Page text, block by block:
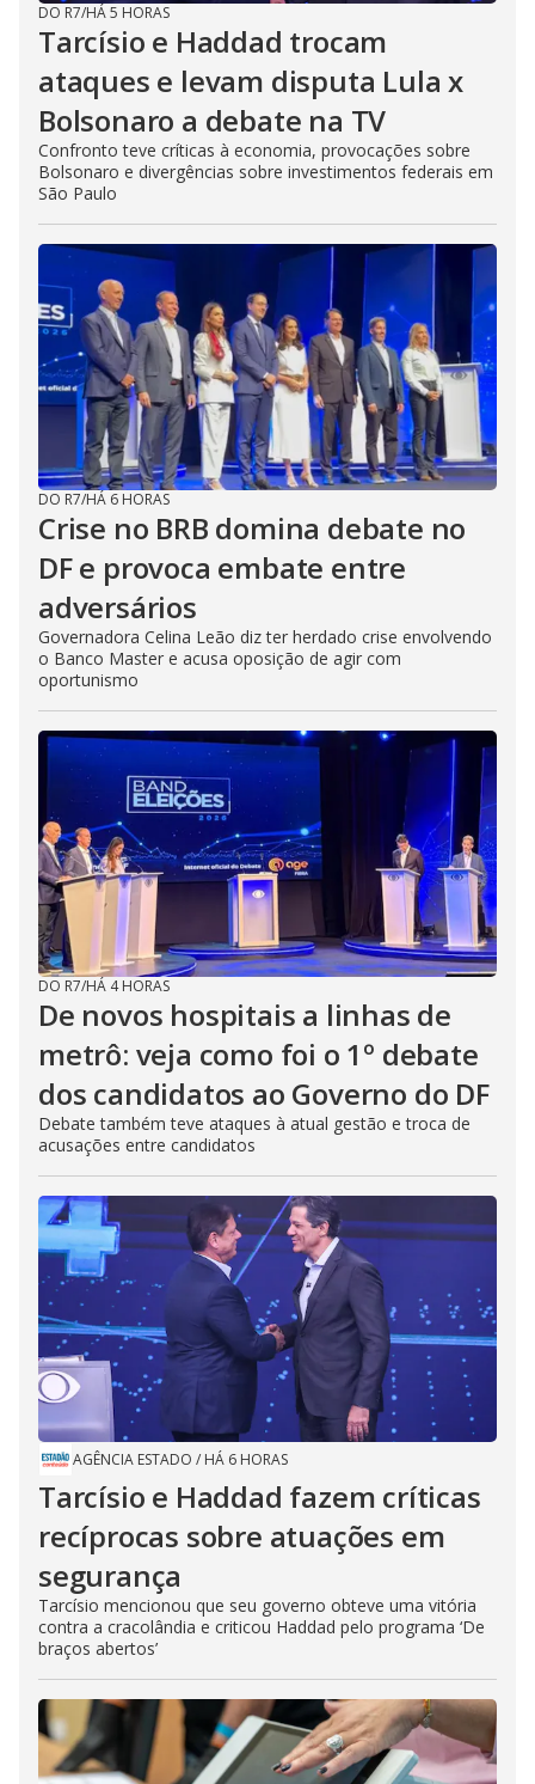
DO R7/HÁ 5 HORAS
Tarcísio e Haddad trocam
ataques e levam disputa Lula x
Bolsonaro a debate na TV
Confronto teve críticas à economia, provocações sobre
Bolsonaro e divergências sobre investimentos federais em
São Paulo
DO R7/HÁ 6 HORAS
Crise no BRB domina debate no
DF e provoca embate entre
adversários
Governadora Celina Leão diz ter herdado crise envolvendo
o Banco Master e acusa oposição de agir com
oportunismo
DO R7/HÁ 4 HORAS
De novos hospitais a linhas de
metrô: veja como foi o 1º debate
dos candidatos ao Governo do DF
Debate também teve ataques à atual gestão e troca de
acusações entre candidatos
AGÊNCIA ESTADO / HÁ 6 HORAS
Tarcísio e Haddad fazem críticas
recíprocas sobre atuações em
segurança
Tarcísio mencionou que seu governo obteve uma vitória
contra a cracolândia e criticou Haddad pelo programa ‘De
braços abertos’